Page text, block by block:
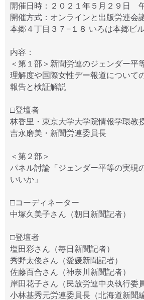
開催日時：２０２１年５月２９日
開催方式：オンラインと出版労連会
本郷４丁目３７−１８ いろは本郷ビル
内容：
＜第１部＞新聞労連のジェンダー平
理解度や国際女性デー報道について
報告と検証解説
□登壇者
林香里・東京大学大学院情報学環教
吉永磨美・新聞労連委員長
＜第２部＞
パネル討論「ジェンダー平等の実現
いいか」
□コーディネーター
中塚久美子さん（朝日新聞記者）
□登壇者
塩田彩さん（毎日新聞記者）
秀野太俊さん（愛媛新聞記者）
佐藤百合さん（神奈川新聞記者）
岸田花子さん（民放労連中央執行委員
小林基秀元労連委員長（北海道新聞